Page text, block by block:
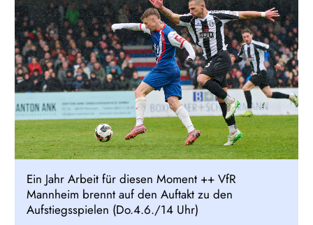
Ein Jahr Arbeit für diesen Moment ++ VfR
Mannheim brennt auf den Auftakt zu den
Aufstiegsspielen (Do.4.6./14 Uhr)